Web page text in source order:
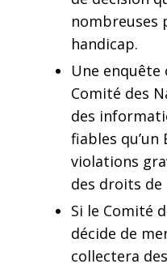
nombreuses
handicap.
Une enquête
Comité des
des
fiables
violations
des droits de
Si le Comité
décide de
collectera